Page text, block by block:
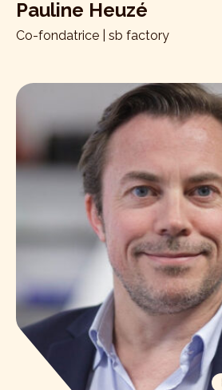
Pauline Heuzé
Co-fondatrice | sb factory